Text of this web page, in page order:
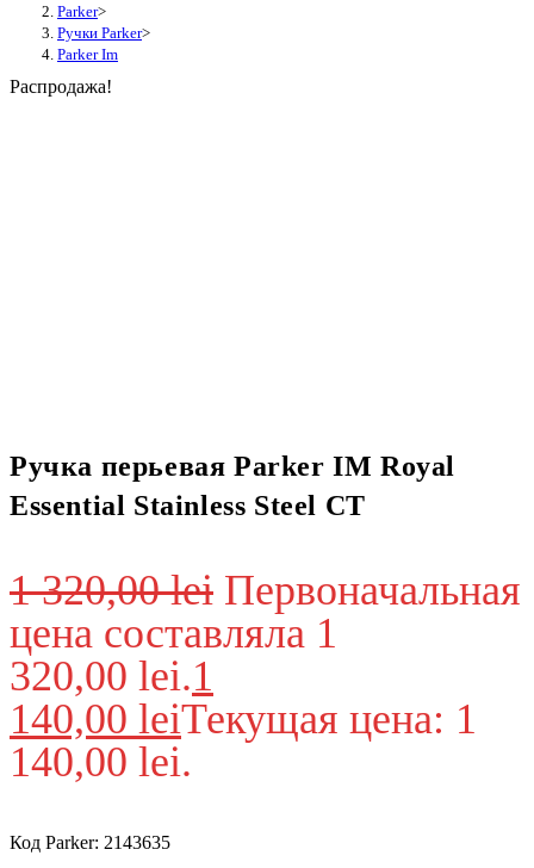
Parker>
Ручки Parker>
Parker Im
Распродажа!
Ручка перьевая Parker IM Royal
Essential Stainless Steel CT
1 320,00lei Первоначальная
цена составляла 1
320,00 lei.1
140,00 leiТекущая цена: 1
140,00 lei.
Код Parker: 2143635